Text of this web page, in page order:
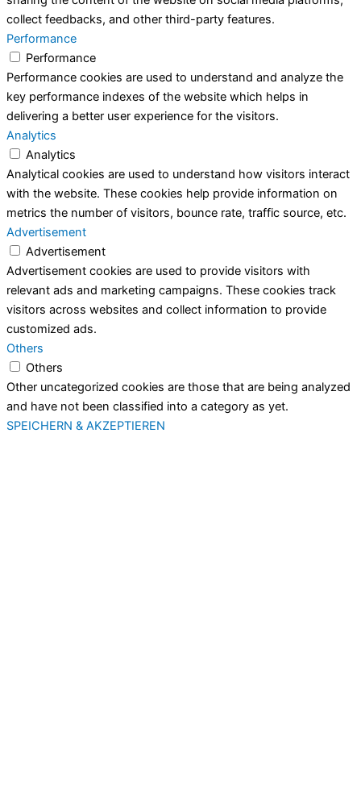
collect feedbacks, and other third-party features.
Performance
Performance
Performance cookies are used to understand and analyze the
key performance indexes of the website which helps in
delivering a better user experience for the visitors.
Analytics
Analytics
Analytical cookies are used to understand how visitors interact
with the website. These cookies help provide information on
metrics the number of visitors, bounce rate, traffic source, etc.
Advertisement
Advertisement
Advertisement cookies are used to provide visitors with
relevant ads and marketing campaigns. These cookies track
visitors across websites and collect information to provide
customized ads.
Others
Others
Other uncategorized cookies are those that are being analyzed
and have not been classified into a category as yet.
SPEICHERN & AKZEPTIEREN